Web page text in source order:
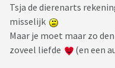
Tsja de dierenarts
misselijk
Maar je moet maar zo
zoveel liefde
(en een